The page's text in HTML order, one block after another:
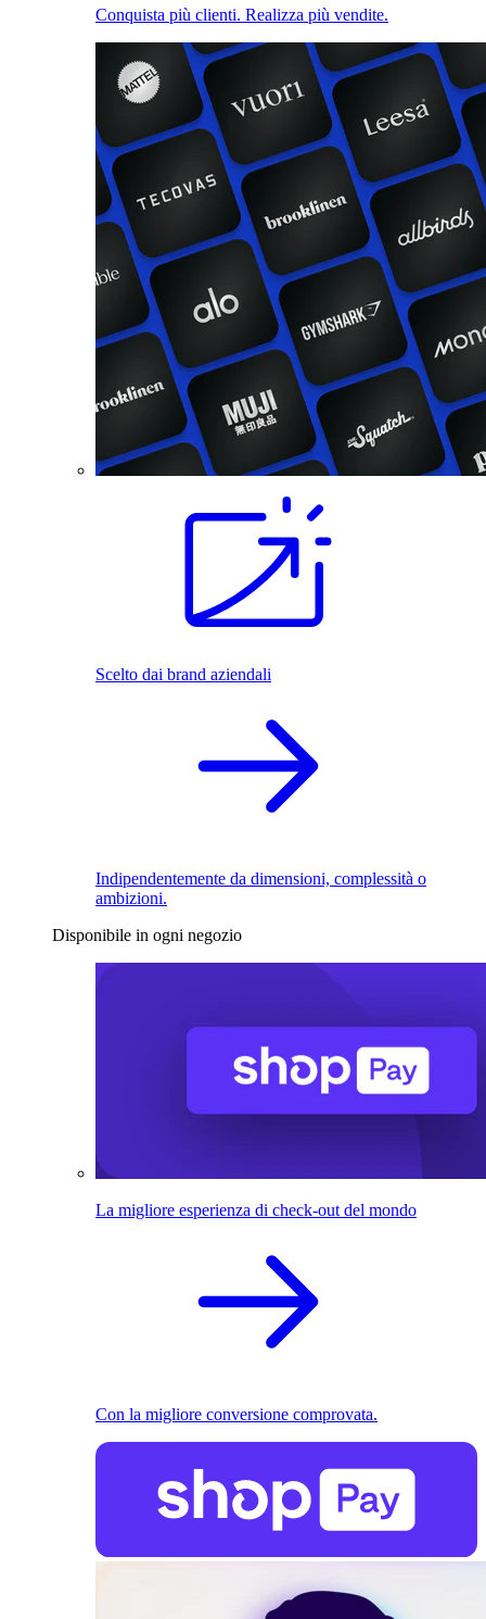
Conquista più clienti. Realizza più vendite.
Scelto dai brand aziendali
Indipendentemente da dimensioni, complessità o
ambizioni.
Disponibile in ogni negozio
La migliore esperienza di check-out del mondo
Con la migliore conversione comprovata.